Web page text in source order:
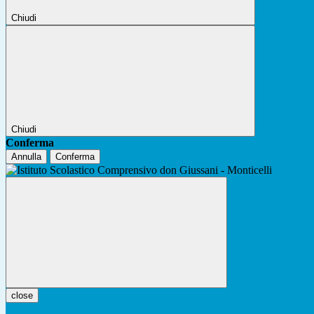
Chiudi
Chiudi
Conferma
Annulla Conferma
close